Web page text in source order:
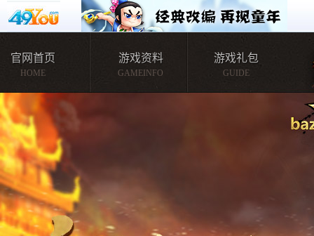
官网首页
HOME
游戏资料
GAMEINFO
游戏礼包
GUIDE